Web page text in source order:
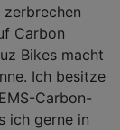
Carbon
Bikes macht
Ich besitze
Carbon-
ich gerne in